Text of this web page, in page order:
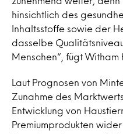
hinsichtlich des
Inhaltsstoffe sowie der
dasselbe
Menschen“, fügt Witham
Laut Prognosen von
Zunahme des
Entwicklung von
Premiumprodukten